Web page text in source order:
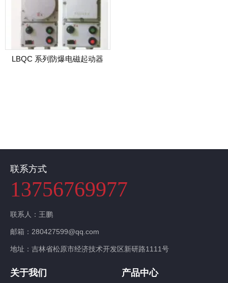
LBQC 系列防爆电磁起动器
联系方式
13756769977
联系人：王鹏
邮箱：280427599@qq.com
地址：吉林省松原市经济技术开发区新研路1111号
关于我们 产品中心